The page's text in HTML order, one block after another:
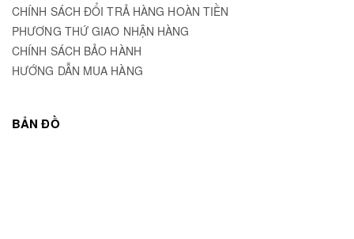
CHÍNH SÁCH ĐỔI TRẢ HÀNG HOÀN TIỀN
PHƯƠNG THỨ GIAO NHẬN HÀNG
CHÍNH SÁCH BẢO HÀNH
HƯỚNG DẪN MUA HÀNG
BẢN ĐỒ